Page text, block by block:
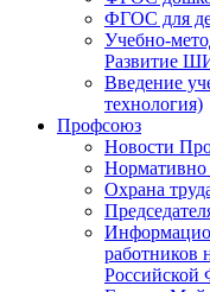
ФГОС для
Учебно-
Развитие
Введение
технология)
Профсоюз
Новости
Нормативно
Охрана
работников
Российской